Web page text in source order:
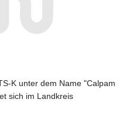
K unter dem Name "Calpam
sich im Landkreis